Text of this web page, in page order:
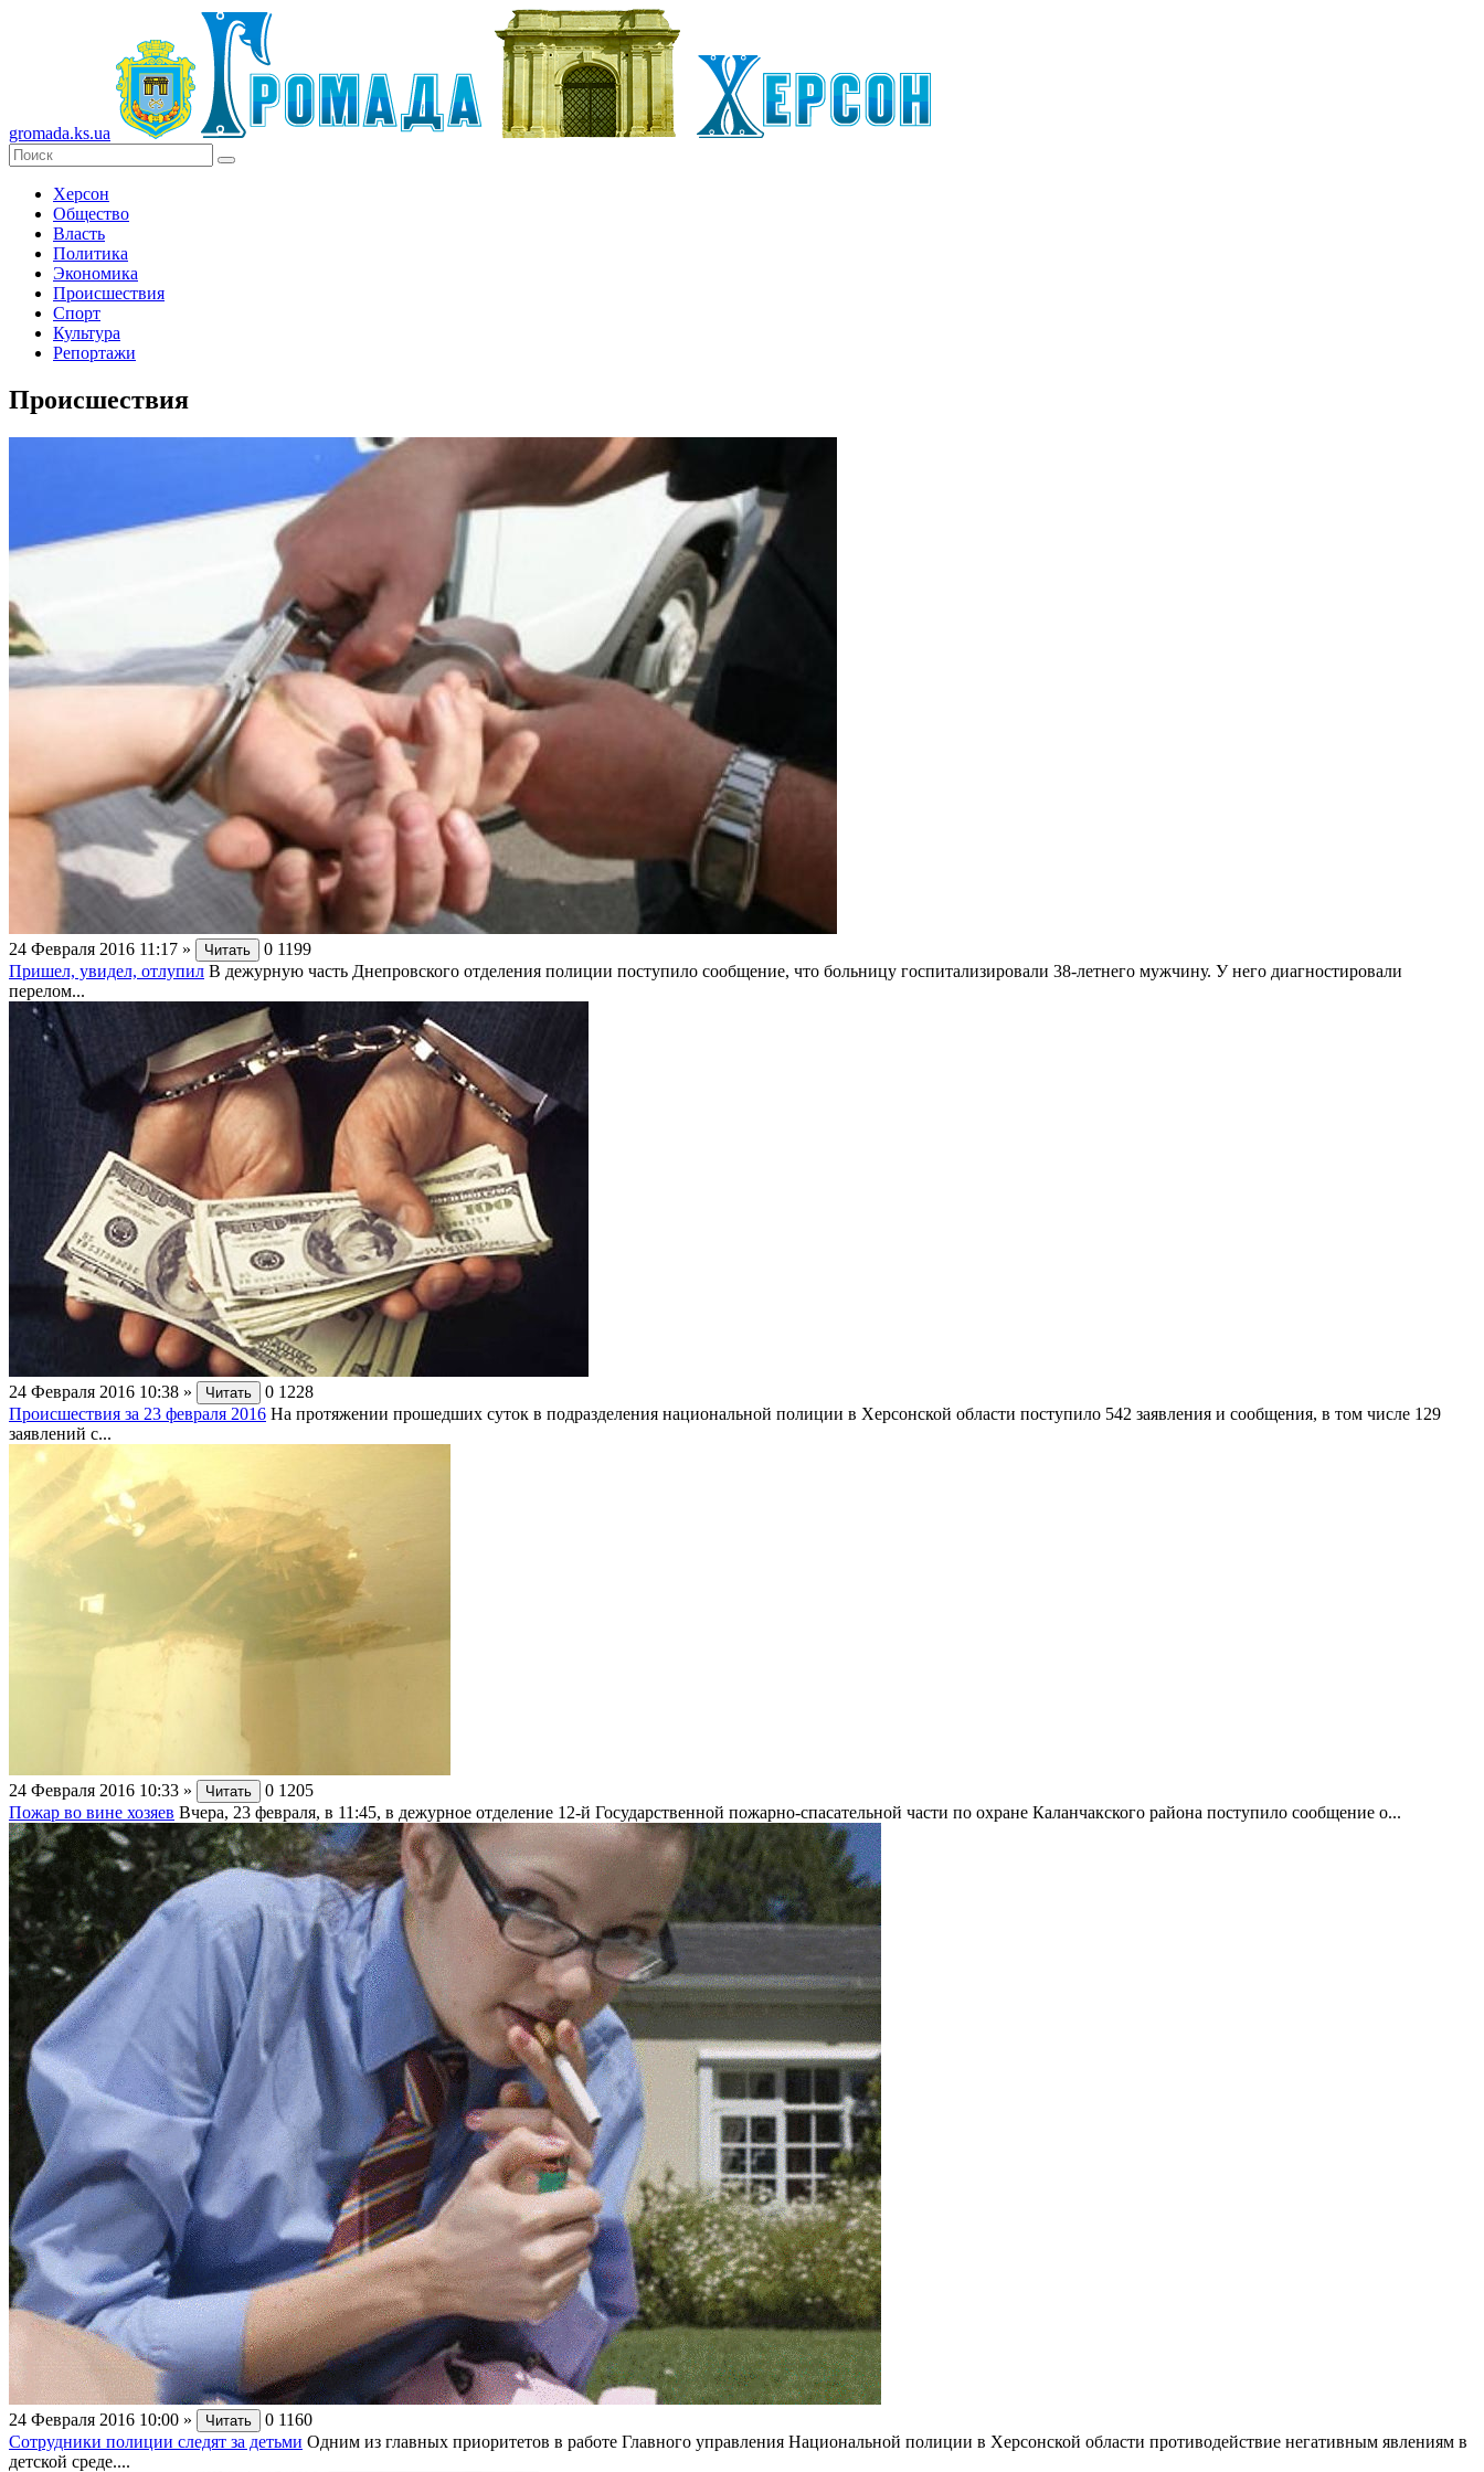
gromada.ks.ua
Херсон
Общество
Власть
Политика
Экономика
Происшествия
Спорт
Культура
Репортажи
Происшествия
24 Февраля 2016 11:17 » Читать 0 1199
Пришел, увидел, отлупил В дежурную часть Днепровского отделения полиции поступило сообщение, что больницу госпитализировали 38-летнего мужчину. У него диагностировали
перелом...
24 Февраля 2016 10:38 » Читать 0 1228
Происшествия за 23 февраля 2016 На протяжении прошедших суток в подразделения национальной полиции в Херсонской области поступило 542 заявления и сообщения, в том числе 129
заявлений с...
24 Февраля 2016 10:33 » Читать 0 1205
Пожар во вине хозяев Вчера, 23 февраля, в 11:45, в дежурное отделение 12-й Государственной пожарно-спасательной части по охране Каланчакского района поступило сообщение о...
24 Февраля 2016 10:00 » Читать 0 1160
Сотрудники полиции следят за детьми Одним из главных приоритетов в работе Главного управления Национальной полиции в Херсонской области противодействие негативным явлениям в
детской среде....